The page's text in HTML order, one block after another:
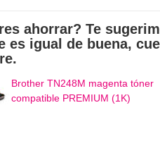
ahorrar? Te
es igual de buena,
Brother TN248M magenta tóner
compatible PREMIUM (1K)